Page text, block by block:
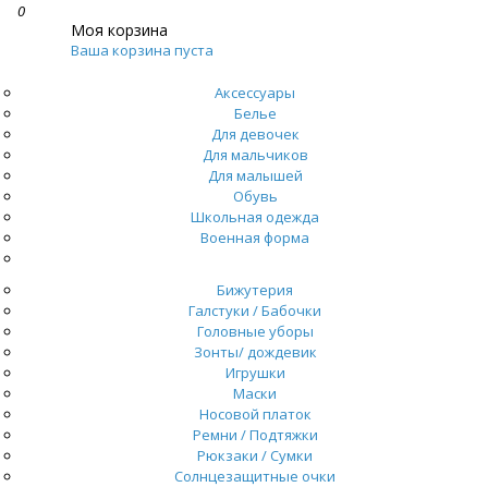
0
Моя корзина
Ваша корзина пуста
Аксессуары
Белье
Для девочек
Для мальчиков
Для малышей
Обувь
Школьная одежда
Военная форма
Бижутерия
Галстуки / Бабочки
Головные уборы
Зонты/ дождевик
Игрушки
Маски
Носовой платок
Ремни / Подтяжки
Рюкзаки / Сумки
Солнцезащитные очки